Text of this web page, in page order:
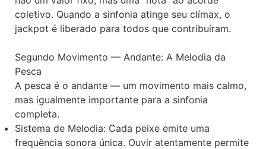
coletivo. Quando a sinfonia atinge seu clímax, o
jackpot é liberado para todos que contribuíram.
Segundo Movimento — Andante: A Melodia da
Pesca
A pesca é o andante — um movimento mais calmo,
mas igualmente importante para a sinfonia
completa.
Sistema de Melodia: Cada peixe emite uma
frequência sonora única. Ouvir atentamente permite